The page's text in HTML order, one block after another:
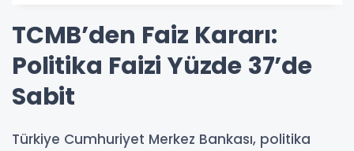
TCMB’den Faiz Kararı:
Politika Faizi Yüzde 37’de
Sabit
Türkiye Cumhuriyet Merkez Bankası, politika